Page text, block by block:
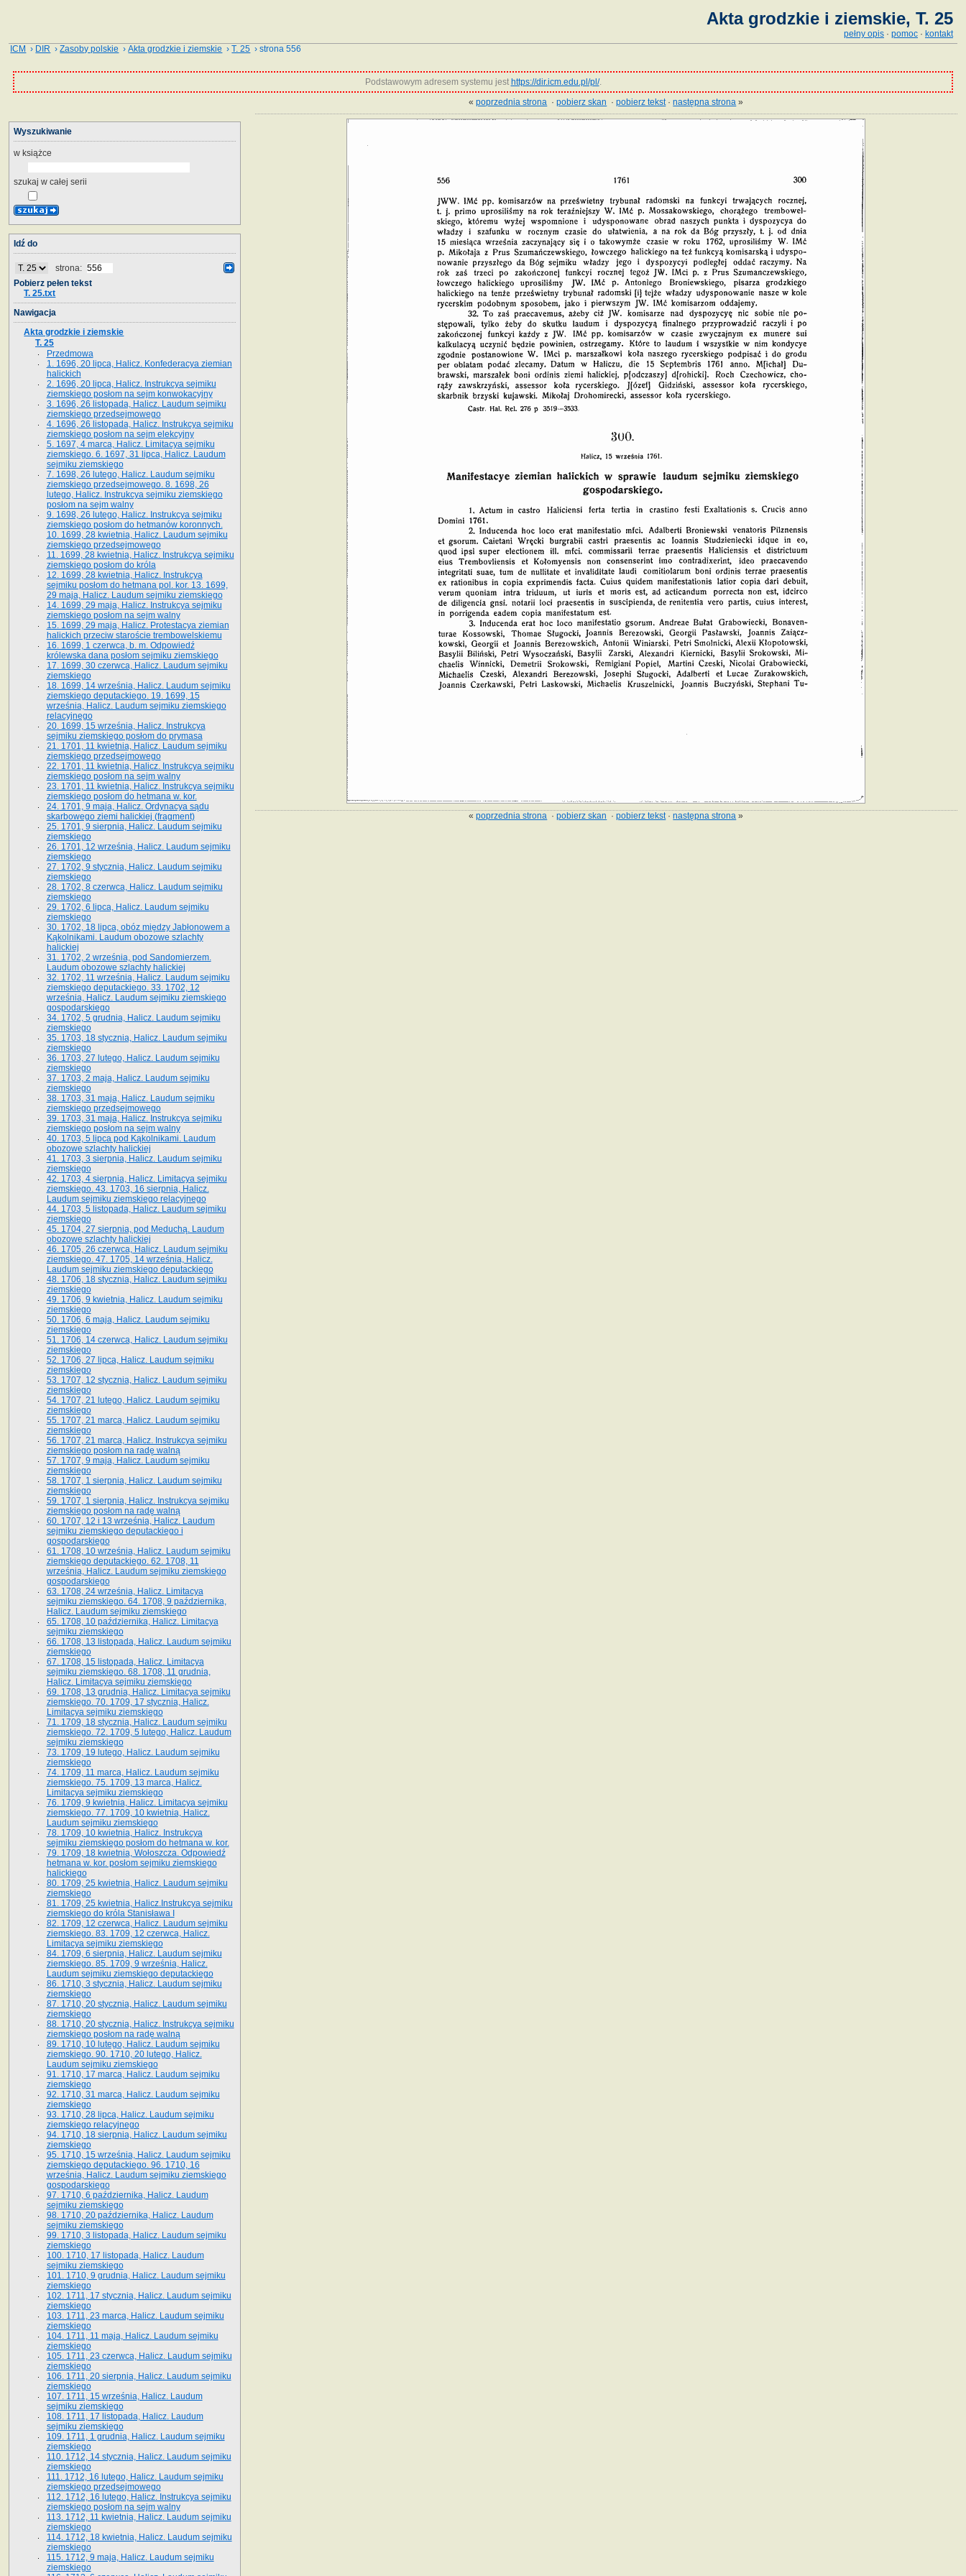
Akta grodzkie i ziemskie, T. 25
pełny opis · pomoc · kontakt
ICM › DIR ›Zasoby polskie ›Akta grodzkie i ziemskie ›T. 25 › strona 556
Podstawowym adresem systemu jest https://dir.icm.edu.pl/pl/.
«poprzednia strona ·pobierz skan ·pobierz tekst·następna strona »
«poprzednia strona ·pobierz skan ·pobierz tekst·następna strona »
Wyszukiwanie
w książce
szukaj w całej serii
Idź do
strona:
Pobierz pełen tekst
T. 25.txt
Nawigacja
Akta grodzkie i ziemskie
T. 25
Przedmowa
1. 1696, 20 lipca, Halicz. Konfederacya ziemian
halickich
2. 1696, 20 lipca, Halicz. Instrukcya sejmiku
ziemskiego posłom na sejm konwokacyjny
3. 1696, 26 listopada, Halicz. Laudum sejmiku
ziemskiego przedsejmowego
4. 1696, 26 listopada, Halicz. Instrukcya sejmiku
ziemskiego posłom na sejm elekcyjny
5. 1697, 4 marca, Halicz. Limitacya sejmiku
ziemskiego. 6. 1697, 31 lipca, Halicz. Laudum
sejmiku ziemskiego
7. 1698, 26 lutego, Halicz. Laudum sejmiku
ziemskiego przedsejmowego. 8. 1698, 26
lutego, Halicz. Instrukcya sejmiku ziemskiego
posłom na sejm walny
9. 1698, 26 lutego, Halicz. Instrukcya sejmiku
ziemskiego posłom do hetmanów koronnych.
10. 1699, 28 kwietnia, Halicz. Laudum sejmiku
ziemskiego przedsejmowego
11. 1699, 28 kwietnia, Halicz. Instrukcya sejmiku
ziemskiego posłom do króla
12. 1699, 28 kwietnia, Halicz. Instrukcya
sejmiku posłom do hetmana pol. kor. 13. 1699,
29 maja, Halicz. Laudum sejmiku ziemskiego
14. 1699, 29 maja, Halicz. Instrukcya sejmiku
ziemskiego posłom na sejm walny
15. 1699, 29 maja, Halicz. Protestacya ziemian
halickich przeciw staroście trembowelskiemu
16. 1699, 1 czerwca, b. m. Odpowiedź
królewska dana posłom sejmiku ziemskiego
17. 1699, 30 czerwca, Halicz. Laudum sejmiku
ziemskiego
18. 1699, 14 września, Halicz. Laudum sejmiku
ziemskiego deputackiego. 19. 1699, 15
września, Halicz. Laudum sejmiku ziemskiego
relacyjnego
20. 1699, 15 września, Halicz. Instrukcya
sejmiku ziemskiego posłom do prymasa
21. 1701, 11 kwietnia, Halicz. Laudum sejmiku
ziemskiego przedsejmowego
22. 1701, 11 kwietnia, Halicz. Instrukcya sejmiku
ziemskiego posłom na sejm walny
23. 1701, 11 kwietnia, Halicz. Instrukcya sejmiku
ziemskiego posłom do hetmana w. kor.
24. 1701, 9 maja, Halicz. Ordynacya sądu
skarbowego ziemi halickiej (fragment)
25. 1701, 9 sierpnia, Halicz. Laudum sejmiku
ziemskiego
26. 1701, 12 września, Halicz. Laudum sejmiku
ziemskiego
27. 1702, 9 stycznia, Halicz. Laudum sejmiku
ziemskiego
28. 1702, 8 czerwca, Halicz. Laudum sejmiku
ziemskiego
29. 1702, 6 lipca, Halicz. Laudum sejmiku
ziemskiego
30. 1702, 18 lipca, obóz między Jabłonowem a
Kąkolnikami. Laudum obozowe szlachty
halickiej
31. 1702, 2 września, pod Sandomierzem.
Laudum obozowe szlachty halickiej
32. 1702, 11 września, Halicz. Laudum sejmiku
ziemskiego deputackiego. 33. 1702, 12
września, Halicz. Laudum sejmiku ziemskiego
gospodarskiego
34. 1702, 5 grudnia, Halicz. Laudum sejmiku
ziemskiego
35. 1703, 18 stycznia, Halicz. Laudum sejmiku
ziemskiego
36. 1703, 27 lutego, Halicz. Laudum sejmiku
ziemskiego
37. 1703, 2 maja, Halicz. Laudum sejmiku
ziemskiego
38. 1703, 31 maja, Halicz. Laudum sejmiku
ziemskiego przedsejmowego
39. 1703, 31 maja, Halicz. Instrukcya sejmiku
ziemskiego posłom na sejm walny
40. 1703, 5 lipca pod Kąkolnikami. Laudum
obozowe szlachty halickiej
41­. 1703, 3 sierpnia, Halicz. Laudum sejmiku
ziemskiego
42. 1703, 4 sierpnia, Halicz. Limitacya sejmiku
ziemskiego. 43. 1703, 16 sierpnia, Halicz.
Laudum sejmiku ziemskiego relacyjnego
44. 1703, 5 listopada, Halicz. Laudum sejmiku
ziemskiego
45. 1704, 27 sierpnia, pod Meduchą. Laudum
obozowe szlachty halickiej
46. 1705, 26 czerwca, Halicz. Laudum sejmiku
ziemskiego. 47. 1705, 14 września, Halicz.
Laudum sejmiku ziemskiego deputackiego
48. 1706, 18 stycznia, Halicz. Laudum sejmiku
ziemskiego
49. 1706, 9 kwietnia, Halicz. Laudum sejmiku
ziemskiego
50. 1706, 6 maja, Halicz. Laudum sejmiku
ziemskiego
51. 1706, 14 czerwca, Halicz. Laudum sejmiku
ziemskiego
52. 1706, 27 lipca, Halicz. Laudum sejmiku
ziemskiego
53. 1707, 12 stycznia, Halicz. Laudum sejmiku
ziemskiego
54. 1707, 21 lutego, Halicz. Laudum sejmiku
ziemskiego
55. 1707, 21 marca, Halicz. Laudum sejmiku
ziemskiego
56. 1707, 21 marca, Halicz. Instrukcya sejmiku
ziemskiego posłom na radę walną
57. 1707, 9 maja, Halicz. Laudum sejmiku
ziemskiego
58. 1707, 1 sierpnia, Halicz. Laudum sejmiku
ziemskiego
59. 1707, 1 sierpnia, Halicz. Instrukcya sejmiku
ziemskiego posłom na radę walną
60. 1707, 12 i 13 września, Halicz. Laudum
sejmiku ziemskiego deputackiego i
gospodarskiego
61. 1708, 10 września, Halicz. Laudum sejmiku
ziemskiego deputackiego. 62. 1708, 11
września, Halicz. Laudum sejmiku ziemskiego
gospodarskiego
63. 1708, 24 września, Halicz. Limitacya
sejmiku ziemskiego. 64. 1708, 9 października,
Halicz. Laudum sejmiku ziemskiego
65­. 1708, 10 października, Halicz. Limitacya
sejmiku ziemskiego
66. 1708, 13 listopada, Halicz. Laudum sejmiku
ziemskiego
67. 1708, 15 listopada, Halicz. Limitacya
sejmiku ziemskiego. 68. 1708, 11 grudnia,
Halicz. Limitacya sejmiku ziemskiego
69. 1708, 13 grudnia, Halicz. Limitacya sejmiku
ziemskiego. 70. 1709, 17 stycznia, Halicz.
Limitacya sejmiku ziemskiego
71. 1709, 18 stycznia, Halicz. Laudum sejmiku
ziemskiego. 72. 1709, 5 lutego, Halicz. Laudum
sejmiku ziemskiego
73. 1709, 19 lutego, Halicz. Laudum sejmiku
ziemskiego
74. 1709, 11 marca, Halicz. Laudum sejmiku
ziemskiego. 75. 1709, 13 marca, Halicz.
Limitacya sejmiku ziemskiego
76. 1709, 9 kwietnia, Halicz. Limitacya sejmiku
ziemskiego. 77. 1709, 10 kwietnia, Halicz.
Laudum sejmiku ziemskiego
78. 1709, 10 kwietnia, Halicz. Instrukcya
sejmiku ziemskiego posłom do hetmana w. kor.
79. 1709, 18 kwietnia, Wołoszcza. Odpowiedź
hetmana w. kor. posłom sejmiku ziemskiego
halickiego
80. 1709, 25 kwietnia, Halicz. Laudum sejmiku
ziemskiego
81. 1709, 25 kwietnia, Halicz.Instrukcya sejmiku
ziemskiego do króla Stanisława I
82. 1709, 12 czerwca, Halicz. Laudum sejmiku
ziemskiego. 83. 1709, 12 czerwca, Halicz.
Limitacya sejmiku ziemskiego
84. 1709, 6 sierpnia, Halicz. Laudum sejmiku
ziemskiego. 85. 1709, 9 września, Halicz.
Laudum sejmiku ziemskiego deputackiego
86. 1710, 3 stycznia, Halicz. Laudum sejmiku
ziemskiego
87. 1710, 20 stycznia, Halicz. Laudum sejmiku
ziemskiego
88. 1710, 20 stycznia, Halicz. Instrukcya sejmiku
ziemskiego posłom na radę walną
89. 1710, 10 lutego, Halicz. Laudum sejmiku
ziemskiego. 90. 1710, 20 lutego, Halicz.
Laudum sejmiku ziemskiego
91. 1710, 17 marca, Halicz. Laudum sejmiku
ziemskiego
92. 1710, 31 marca, Halicz. Laudum sejmiku
ziemskiego
93. 1710, 28 lipca, Halicz. Laudum sejmiku
ziemskiego relacyjnego
94. 1710, 18 sierpnia, Halicz. Laudum sejmiku
ziemskiego
95. 1710, 15 września, Halicz. Laudum sejmiku
ziemskiego deputackiego. 96. 1710, 16
września, Halicz. Laudum sejmiku ziemskiego
gospodarskiego
97. 1710, 6 października, Halicz. Laudum
sejmiku ziemskiego
98. 1710, 20 października, Halicz. Laudum
sejmiku ziemskiego
99. 1710, 3 listopada, Halicz. Laudum sejmiku
ziemskiego
100. 1710, 17 listopada, Halicz. Laudum
sejmiku ziemskiego
101. 1710, 9 grudnia, Halicz. Laudum sejmiku
ziemskiego
102. 1711, 17 stycznia, Halicz. Laudum sejmiku
ziemskiego
103. 1711, 23 marca, Halicz. Laudum sejmiku
ziemskiego
104. 1711, 11 maja, Halicz. Laudum sejmiku
ziemskiego
105. 1711, 23 czerwca, Halicz. Laudum sejmiku
ziemskiego
106. 1711, 20 sierpnia, Halicz. Laudum sejmiku
ziemskiego
107. 1711, 15 września, Halicz. Laudum
sejmiku ziemskiego
108. 1711, 17 listopada, Halicz. Laudum
sejmiku ziemskiego
109. 1711, 1 grudnia, Halicz. Laudum sejmiku
ziemskiego
110. 1712, 14 stycznia, Halicz. Laudum sejmiku
ziemskiego
111. 1712, 16 lutego, Halicz. Laudum sejmiku
ziemskiego przedsejmowego
112. 1712, 16 lutego, Halicz. Instrukcya sejmiku
ziemskiego posłom na sejm walny
113. 1712, 11 kwietnia, Halicz. Laudum sejmiku
ziemskiego
114. 1712, 18 kwietnia, Halicz. Laudum sejmiku
ziemskiego
115. 1712, 9 maja, Halicz. Laudum sejmiku
ziemskiego